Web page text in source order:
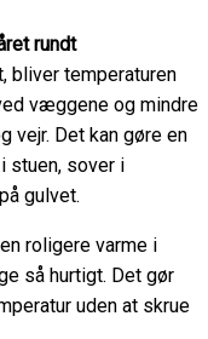
rundt
bliver temperaturen
væggene og mindre
vejr. Det kan gøre en
stuen, sover i
gulvet.
roligere varme i
så hurtigt. Det gør
uden at skrue